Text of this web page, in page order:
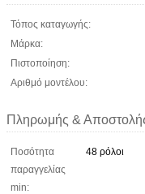
Τόπος καταγωγής:
Μάρκα:
Πιστοποίηση:
Αριθμό μοντέλου:
Πληρωμής &
Ποσότητα
παραγγελίας
min:
48 ρόλοι